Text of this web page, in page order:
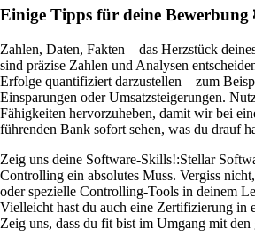
Einige Tipps für deine Bewerbung
Zahlen, Daten, Fakten – das Herzstück
sind präzise Zahlen und Analysen
Erfolge quantifiziert darzustellen – zum
Einsparungen oder Umsatzsteigerungen.
Fähigkeiten hervorzuheben, damit wir bei
führenden Bank sofort sehen, was du drauf
Zeig uns deine Software-Skills!:Stellar
Controlling ein absolutes Muss. Vergiss
oder spezielle Controlling-Tools in deinem
Vielleicht hast du auch eine Zertifizierung in
Zeig uns, dass du fit bist im Umgang mit den